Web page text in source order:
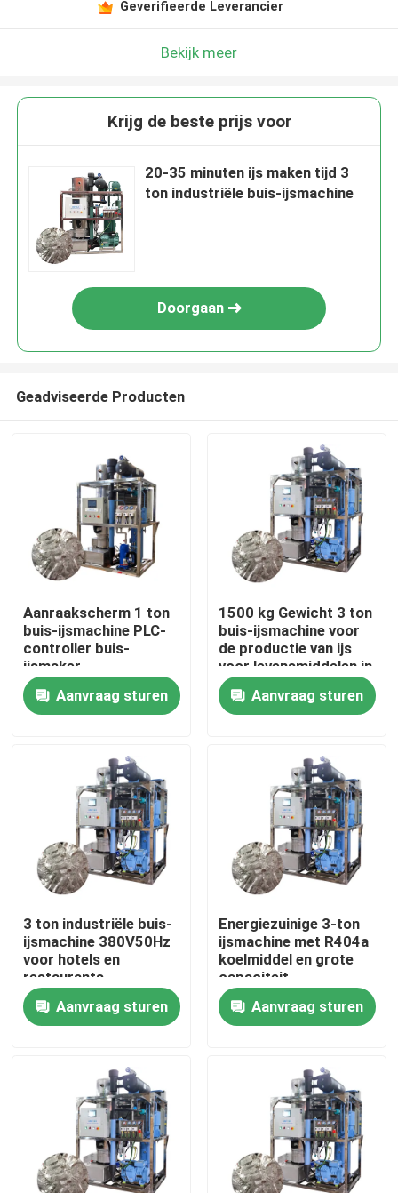
Huis
VR-show
Over ons
Kwaliteitscontrole
Neem contact met ons op
Vraag een offerte
Buismachine
grote kubus-ijsmachine
Geverifieerde Leverancier
Bekijk meer
Krijg de beste prijs voor
20-35 minuten ijs maken tijd 3
ton industriële buis-ijsmachine
Doorgaan
Geadviseerde Producten
Aanraakscherm 1 ton
buis-ijsmachine PLC-
controller buis-
ijsmaker
geautomatiseerd
Aanvraag sturen
1500 kg Gewicht 3 ton
buis-ijsmachine voor
de productie van ijs
voor levensmiddelen in
de verkoop en
prestatiesAanvraag sturen
3 ton industriële buis-
ijsmachine 380V50Hz
voor hotels en
restaurants
Aanvraag sturen
Energiezuinige 3-ton
ijsmachine met R404a
koelmiddel en grote
capaciteit
Aanvraag sturen